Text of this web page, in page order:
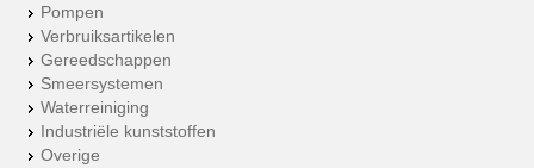
Pompen
Verbruiksartikelen
Gereedschappen
Smeersystemen
Waterreiniging
Industriële kunststoffen
Overige